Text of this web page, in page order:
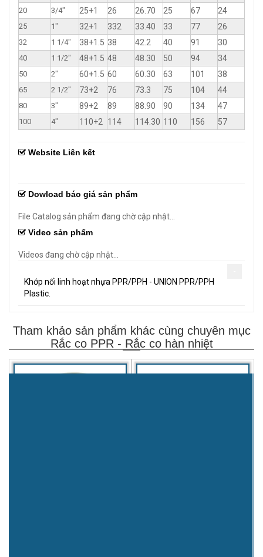
20 3/4" 25+1 26 26.70 25 67 24
25 1" 32+1 332 33.40 33 77 26
32 1 1/4" 38+1.5 38 42.2 40 91 30
40 1 1/2" 48+1.5 48 48.30 50 94 34
50 2" 60+1.5 60 60.30 63 101 38
65 2 1/2" 73+2 76 73.3 75 104 44
80 3" 89+2 89 88.90 90 134 47
100 4" 110+2 114 114.30 110 156 57
Website Liên kết
Dowload báo giá sản phẩm
File Catalog sản phẩm đang chờ cập nhật...
Video sản phẩm
Videos đang chờ cập nhật...
Khớp nối linh hoạt nhựa PPR/PPH - UNION PPR/PPH
Plastic.
Tham khảo sản phẩm khác cùng chuyên mục
Rắc co PPR - Rắc co hàn nhiệt